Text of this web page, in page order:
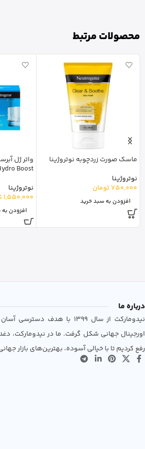
محصولات مرتبط
ماسک صورت زردچوبه نوتروژینا
نوتروژینا
750,000تومان
افزودن به سبد خرید
واتر ژل
Boost
نوتروژینا
1,550,000
افزودن
درباره ما
نیدومارکت از سال 1399 با هدف
اورجینال جهانی شکل گرفت. ما در نیدومارکت،
رفع کردیم تا با خیالی آسوده، بهترین‌های بازار